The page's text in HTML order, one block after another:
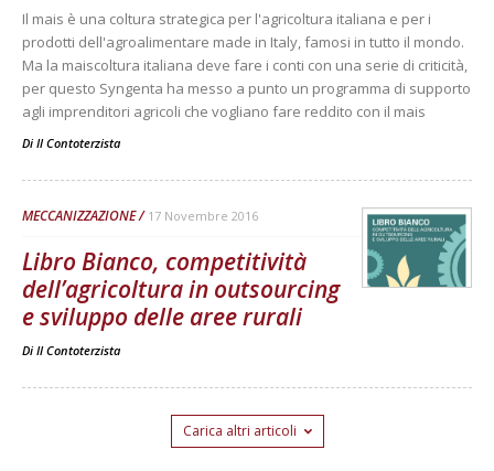
Il mais è una coltura strategica per l'agricoltura italiana e per i
prodotti dell'agroalimentare made in Italy, famosi in tutto il mondo.
Ma la maiscoltura italiana deve fare i conti con una serie di criticità,
per questo Syngenta ha messo a punto un programma di supporto
agli imprenditori agricoli che vogliano fare reddito con il mais
Di Il Contoterzista
MECCANIZZAZIONE 17 Novembre 2016
Libro Bianco, competitività
dell’agricoltura in outsourcing
e sviluppo delle aree rurali
Di Il Contoterzista
Carica altri articoli